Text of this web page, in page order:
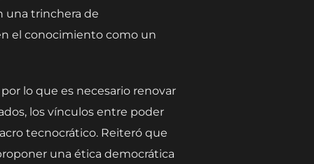
una trinchera de
el conocimiento como un
lo que es necesario renovar
los vínculos entre poder
tecnocrático. Reiteró que
una ética democrática